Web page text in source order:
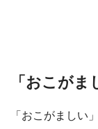
「おこが
「おこがましい